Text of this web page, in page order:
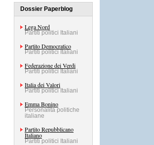
Dossier Paperblog
Lega Nord
Partiti politici Italiani
Partito Democratico
Partiti politici Italiani
Federazione dei Verdi
Partiti politici Italiani
Italia dei Valori
Partiti politici Italiani
Emma Bonino
Personalità politiche
italiane
Partito Repubblicano
Italiano
Partiti politici Italiani